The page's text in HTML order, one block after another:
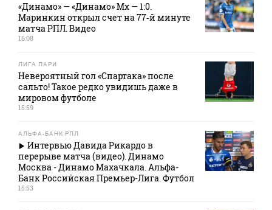
«Динамо» — «Динамо» Мх — 1:0.
Маринкин открыл счет на 77‑й минуте
матча РПЛ. Видео
16:08
ЛИГА ПАРИ
Невероятный гол «Спартака» после
сальто! Такое редко увидишь даже в
мировом футболе
15:59
АЛЬФА-БАНК РПЛ
Интервью Давида Рикардо в
перерыве матча (видео). Динамо
Москва - Динамо Махачкала. Альфа-
Банк Российская Премьер-Лига. Футбол
15:53